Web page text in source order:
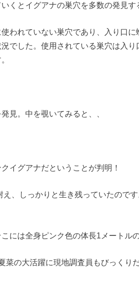
くとイグアナの巣穴を多数の発見す
われていない巣穴であり、入り口
でした。使用されている巣穴は入
見。中を覗いてみると、、
イグアナだということが判明！
、しっかりと生き残っていたので
には全身ピンク色の体長1メートル
菜の大活躍に現地調査員もびっくり